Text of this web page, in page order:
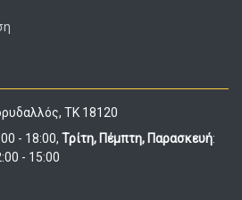
ΤΚ 18120
- 18:00, Τρίτη, Πέμπτη, Παρασκευή:
- 15:00